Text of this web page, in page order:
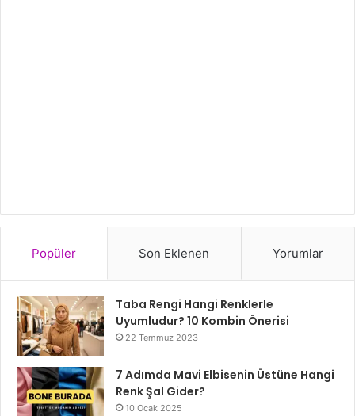
Popüler Son Eklenen Yorumlar
Taba Rengi Hangi Renklerle
Uyumludur? 10 Kombin Önerisi
22 Temmuz 2023
7 Adımda Mavi Elbisenin Üstüne Hangi
Renk Şal Gider?
10 Ocak 2025